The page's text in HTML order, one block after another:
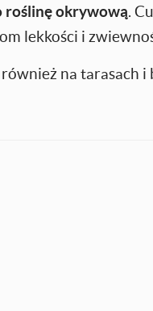
roślinę okrywową.
lekkości i
na tarasach i